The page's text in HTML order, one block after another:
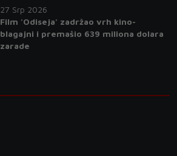
27 Srp 2026
Film 'Odiseja' zadržao vrh kino-
blagajni i premašio 639 miliona dolara
zarade